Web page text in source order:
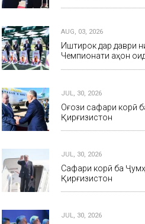
AUG, 03, 2026
Иштирок дар даври
Чемпионати ҷаҳон
JUL, 30, 2026
Оғози сафари корӣ
Қирғизистон
JUL, 30, 2026
Сафари корӣ ба
Қирғизистон
JUL, 30, 2026